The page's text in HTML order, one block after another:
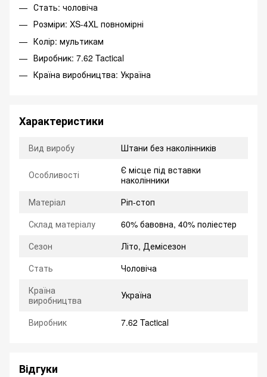
Стать: чоловіча
Розміри: XS-4XL повномірні
Колір: мультикам
Виробник: 7.62 Tactical
Країна виробництва: Україна
Характеристики
Вид виробу Штани без наколінників
Особливості
Є місце під вставки
наколінники
Матеріал
Ріп-стоп
Склад матеріалу
60% бавовна, 40% поліестер
Сезон
Літо, Демісезон
Стать
Чоловіча
Країна
виробництва
Україна
Виробник 7.62 Tactical
Відгуки